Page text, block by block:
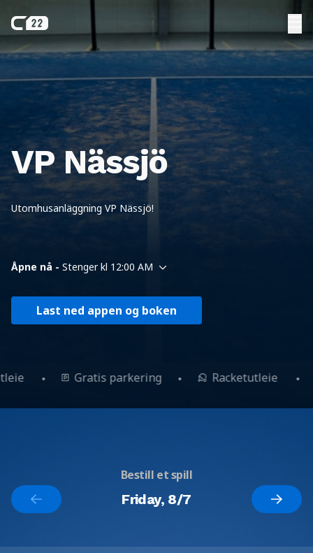
VP Nässjö
Utomhusanläggning VP Nässjö!
Åpne nå - Stenger kl 12:00 AM
Last ned appen og boken
Gratis parkering Racketutleie
Bestill et spill
Friday, 8/7